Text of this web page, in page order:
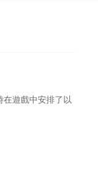
遊戲中安排了以